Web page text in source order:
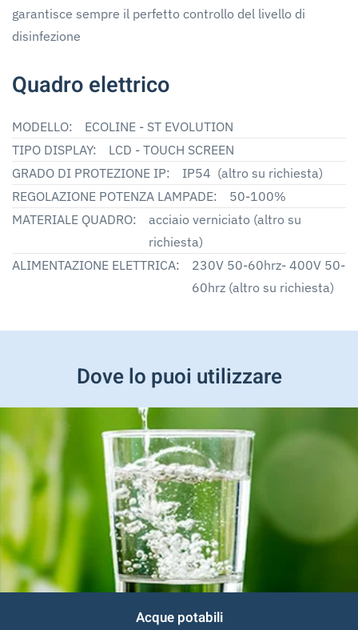
garantisce sempre il perfetto controllo del livello di
disinfezione
Quadro elettrico
MODELLO:
ECOLINE - ST EVOLUTION
TIPO DISPLAY:
LCD - TOUCH SCREEN
GRADO DI PROTEZIONE IP:
IP54 (altro su richiesta)
REGOLAZIONE POTENZA LAMPADE:
50-100%
MATERIALE QUADRO:
acciaio verniciato (altro su
richiesta)
ALIMENTAZIONE ELETTRICA:
230V 50-60hrz- 400V 50-
60hrz (altro su richiesta)
Dove lo puoi utilizzare
Acque potabili